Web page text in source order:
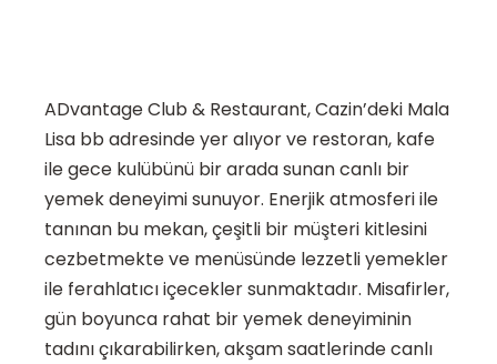
ADvantage Club & Restaurant, Cazin’deki Mala
Lisa bb adresinde yer alıyor ve restoran, kafe
ile gece kulübünü bir arada sunan canlı bir
yemek deneyimi sunuyor. Enerjik atmosferi ile
tanınan bu mekan, çeşitli bir müşteri kitlesini
cezbetmekte ve menüsünde lezzetli yemekler
ile ferahlatıcı içecekler sunmaktadır. Misafirler,
gün boyunca rahat bir yemek deneyiminin
tadını çıkarabilirken, akşam saatlerinde canlı